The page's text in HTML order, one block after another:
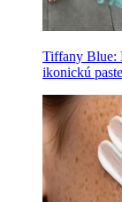
Tiffany Blue:
ikonickú